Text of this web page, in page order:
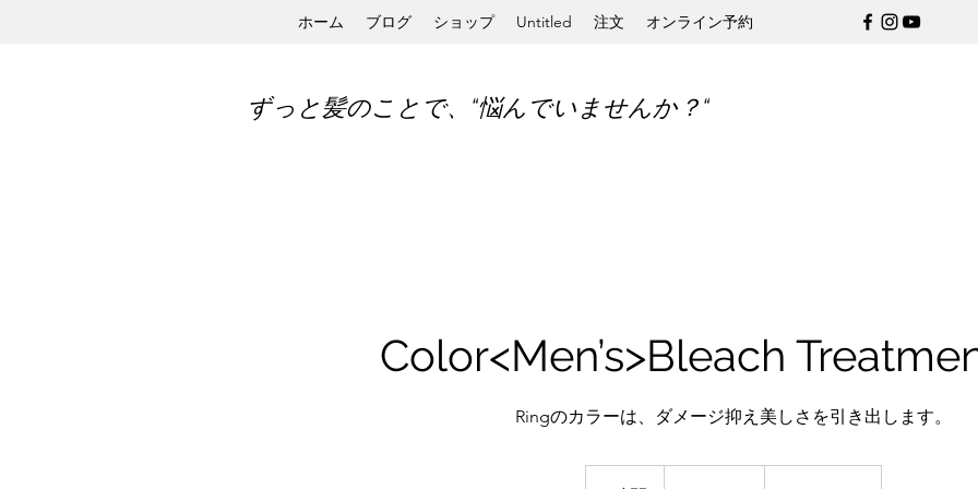
ホーム ブログ ショップ Untitled 注文 オンライン予約
ずっと髪のことで、“悩んでいませんか？“
Color<Men’s>Bleach
Ringのカラーは、ダメージ抑え美しさを引き出します。